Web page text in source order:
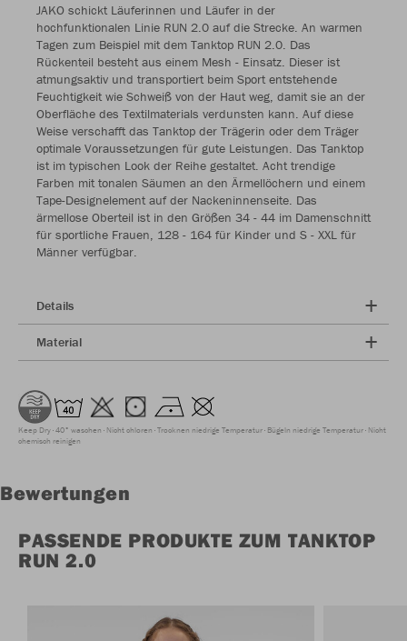
JAKO schickt Läuferinnen und Läufer in der
hochfunktionalen Linie RUN 2.0 auf die Strecke. An warmen
Tagen zum Beispiel mit dem Tanktop RUN 2.0. Das
Rückenteil besteht aus einem Mesh - Einsatz. Dieser ist
atmungsaktiv und transportiert beim Sport entstehende
Feuchtigkeit wie Schweiß von der Haut weg, damit sie an der
Oberfläche des Textilmaterials verdunsten kann. Auf diese
Weise verschafft das Tanktop der Trägerin oder dem Träger
optimale Voraussetzungen für gute Leistungen. Das Tanktop
ist im typischen Look der Reihe gestaltet. Acht trendige
Farben mit tonalen Säumen an den Ärmellöchern und einem
Tape-Designelement auf der Nackeninnenseite. Das
ärmellose Oberteil ist in den Größen 34 - 44 im Damenschnitt
für sportliche Frauen, 128 - 164 für Kinder und S - XXL für
Männer verfügbar.
Details
Material
Keep Dry 40° waschen Nicht chloren Trocknen niedrige Temperatur Bügeln niedrige Temperatur Nicht
chemisch reinigen
Bewertungen
PASSENDE PRODUKTE ZUM TANKTOP
RUN 2.0